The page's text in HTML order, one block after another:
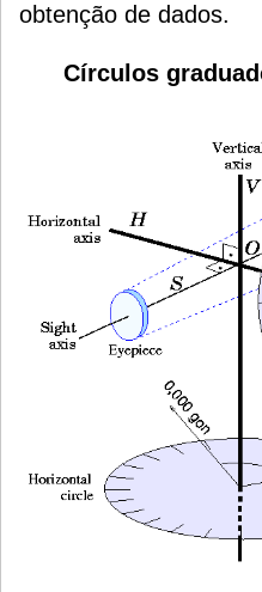
obtenção de dados.
Círculos